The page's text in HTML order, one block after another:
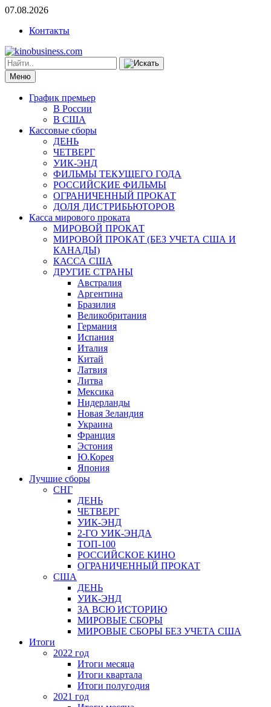
07.08.2026
Контакты
Меню
График премьер
В России
В США
Кассовые сборы
ДЕНЬ
ЧЕТВЕРГ
УИК-ЭНД
ФИЛЬМЫ ТЕКУЩЕГО ГОДА
РОССИЙСКИЕ ФИЛЬМЫ
ОГРАНИЧЕННЫЙ ПРОКАТ
ДОЛЯ ДИСТРИБЬЮТОРОВ
Касса мирового проката
МИРОВОЙ ПРОКАТ
МИРОВОЙ ПРОКАТ (БЕЗ УЧЕТА США И
КАНАДЫ)
КАССА США
ДРУГИЕ СТРАНЫ
Австралия
Аргентина
Бразилия
Великобритания
Германия
Испания
Италия
Китай
Латвия
Литва
Мексика
Нидерланды
Новая Зеландия
Украина
Франция
Эстония
Ю.Корея
Япония
Лучшие сборы
СНГ
ДЕНЬ
ЧЕТВЕРГ
УИК-ЭНД
2-ГО УИК-ЭНДА
ТОП-100
РОССИЙСКОЕ КИНО
ОГРАНИЧЕННЫЙ ПРОКАТ
США
ДЕНЬ
УИК-ЭНД
ЗА ВСЮ ИСТОРИЮ
МИРОВЫЕ СБОРЫ
МИРОВЫЕ СБОРЫ БЕЗ УЧЕТА США
Итоги
2022 год
Итоги месяца
Итоги квартала
Итоги полугодия
2021 год